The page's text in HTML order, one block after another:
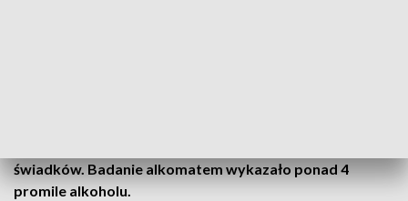
świadków. Badanie alkomatem wykazało ponad 4
promile alkoholu.